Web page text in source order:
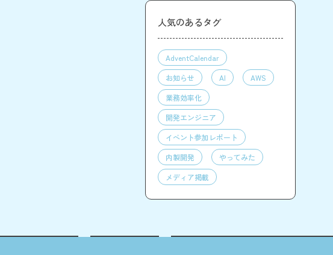
人気のあるタグ
AdventCalendar
お知らせ
AI
AWS
業務効率化
開発エンジニア
イベント参加レポート
内製開発
やってみた
メディア掲載